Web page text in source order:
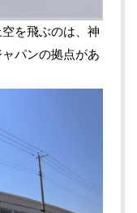
を飛ぶのは、神
パンの拠点があ